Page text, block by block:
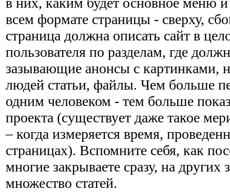
всем формате страницы - сверху,
страница должна описать сайт в
пользователя по разделам, где
зазывающие анонсы с картинками,
людей статьи, файлы. Чем больше
одним человеком - тем больше
проекта (существует даже такое
– когда измеряется время,
страницах). Вспомните себя, как
многие закрываете сразу, на других
множество статей.